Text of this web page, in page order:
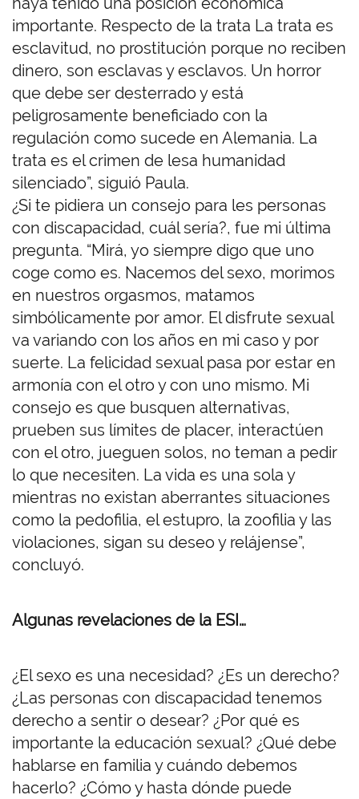
importante. Respecto de la trata La trata es
esclavitud, no prostitución porque no reciben
dinero, son esclavas y esclavos. Un horror
que debe ser desterrado y está
peligrosamente beneficiado con la
regulación como sucede en Alemania. La
trata es el crimen de lesa humanidad
silenciado”, siguió Paula.
¿Si te pidiera un consejo para les personas
con discapacidad, cuál sería?, fue mi última
pregunta. “Mirá, yo siempre digo que uno
coge como es. Nacemos del sexo, morimos
en nuestros orgasmos, matamos
simbólicamente por amor. El disfrute sexual
va variando con los años en mi caso y por
suerte. La felicidad sexual pasa por estar en
armonía con el otro y con uno mismo. Mi
consejo es que busquen alternativas,
prueben sus límites de placer, interactúen
con el otro, jueguen solos, no teman a pedir
lo que necesiten. La vida es una sola y
mientras no existan aberrantes situaciones
como la pedofilia, el estupro, la zoofilia y las
violaciones, sigan su deseo y relájense”,
concluyó.
Algunas revelaciones de la ESI…
¿El sexo es una necesidad? ¿Es un derecho?
¿Las personas con discapacidad tenemos
derecho a sentir o desear? ¿Por qué es
importante la educación sexual? ¿Qué debe
hablarse en familia y cuándo debemos
hacerlo? ¿Cómo y hasta dónde puede